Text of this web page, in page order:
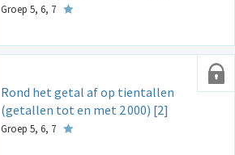
Groep 5, 6, 7
Rond het getal af op tientallen
(getallen tot en met 2000) [2]
Groep 5, 6, 7